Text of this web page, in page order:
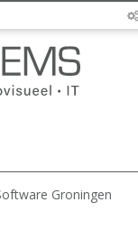
Groningen